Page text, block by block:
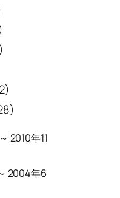
2010年11
2004年6